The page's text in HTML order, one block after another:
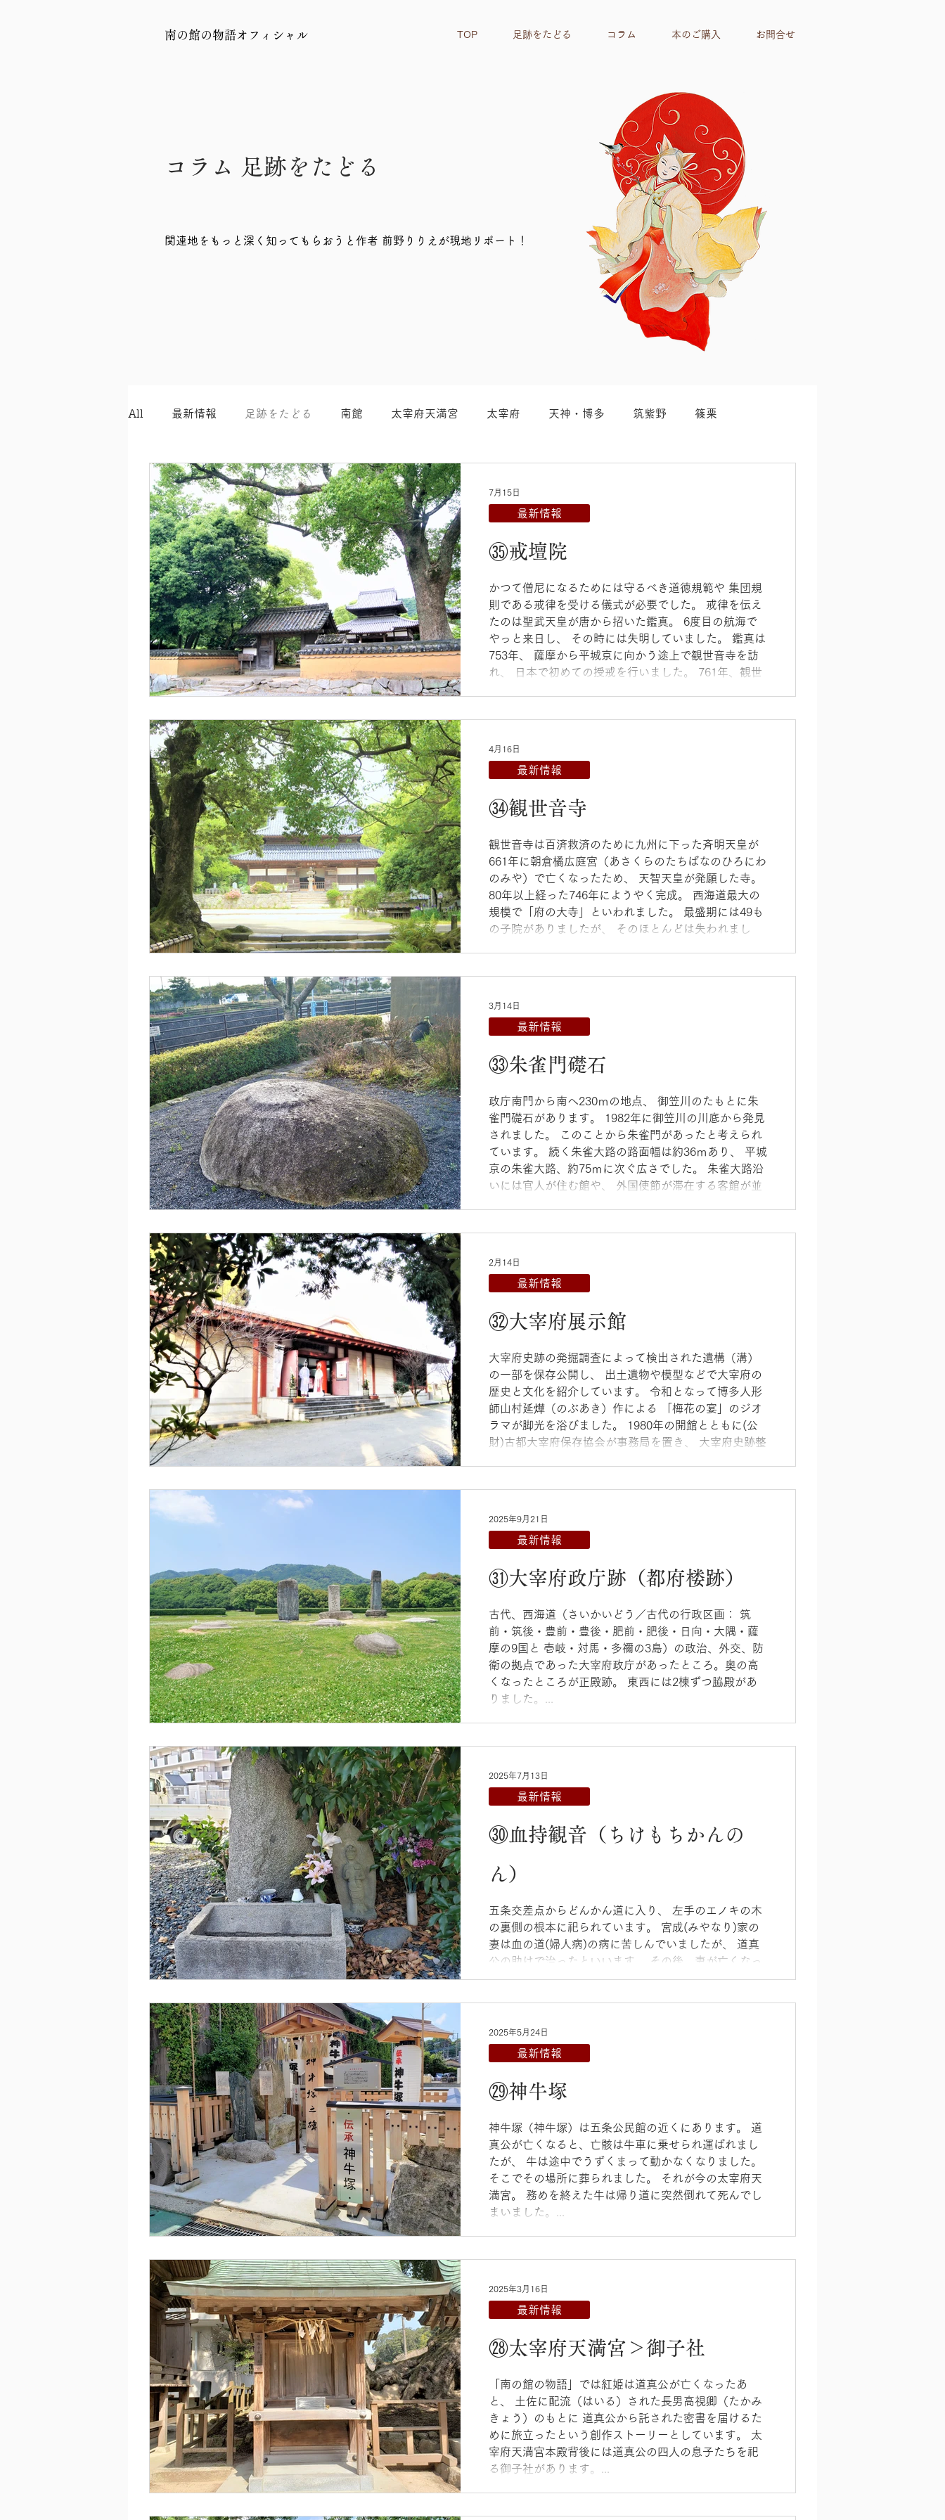
南の館の物語オフィシャル TOP 足跡をたどる コラム 本のご購入 お問合せ
コラム 足跡をたどる
​関連地をもっと深く知ってもらおうと作者 前野りりえが現地リポート！
All 最新情報 足跡をたどる 南館 太宰府天満宮 太宰府 天神・博多 筑紫野 篠栗
㉟戒壇院
かつて僧尼になるためには守るべき道徳規範や 集団規
則である戒律を受ける儀式が必要でした。 戒律を伝え
たのは聖武天皇が唐から招いた鑑真。 6度目の航海で
やっと来日し、 その時には失明していました。 鑑真は
753年、 薩摩から平城京に向かう途上で観世音寺を訪
れ、 日本で初めての授戒を行いました。 761年、観世
竺、唐、奈良の土を納めたといわれています。 現在の
したという菩提樹の樹があり、 花咲くころにはあたり
に高貴な香りを漂わせます。 本堂の戒壇 菩提樹 戒壇
最新情報
7月15日
㉞観世音寺
観世音寺は百済救済のために九州に下った斉明天皇が
661年に朝倉橘広庭宮（あさくらのたちばなのひろにわ
のみや）で亡くなったため、 天智天皇が発願した寺。
80年以上経った746年にようやく完成。 西海道最大の
規模で「府の大寺」といわれました。 最盛期には49も
の子院がありましたが、 そのほとんどは失われまし
頭観音、不空羂索観音、十一面観音）のほか、 金堂、
道真公が南館で聞いた梵鐘は 「糟屋評（かすやのこお
り）」の銘がある妙心寺（京都）の梵鐘と同じ鋳型で
心寺の方が新しい時代の意匠を取り入れていることか
れています。 現在、梵鐘は保存のため 九州国立博物館
に寄託されています。 講堂 梵鐘（現在は境内にありま
せん） 宝蔵
最新情報
4月16日
㉝朱雀門礎石
政庁南門から南へ230ｍの地点、 御笠川のたもとに朱
雀門礎石があります。 1982年に御笠川の川底から発見
されました。 このことから朱雀門があったと考えられ
ています。 続く朱雀大路の路面幅は約36ｍあり、 平城
京の朱雀大路、約75ｍに次ぐ広さでした。 朱雀大路沿
いには官人が住む館や、 外国使節が滞在する客館が並
最新情報
3月14日
㉜大宰府展示館
大宰府史跡の発掘調査によって検出された遺構（溝）
の一部を保存公開し、 出土遺物や模型などで大宰府の
歴史と文化を紹介しています。 令和となって博多人形
師山村延燁（のぶあき）作による 「梅花の宴」のジオ
ラマが脚光を浴びました。 1980年の開館とともに(公
財)古都大宰府保存協会が事務局を置き、 大宰府史跡整
ジオラマ 大宰府展示館： 太宰府市観世音寺4-6-1
最新情報
2月14日
㉛大宰府政庁跡（都府楼跡）
古代、西海道（さいかいどう／古代の行政区画： 筑
前・筑後・豊前・豊後・肥前・肥後・日向・大隅・薩
摩の9国と 壱岐・対馬・多禰の3島）の政治、外交、防
衛の拠点であった大宰府政庁があったところ。奥の高
くなったところが正殿跡。 東西には2棟ずつ脇殿があ
りました。...
最新情報
2025年9月21日
㉚血持観音（ちけもちかんの
ん）
五条交差点からどんかん道に入り、 左手のエノキの木
の裏側の根本に祀られています。 宮成(みやなり)家の
妻は血の道(婦人病)の病に苦しんでいましたが、 道真
公の助けで治ったといいます。 その後、妻が亡くなっ
て墓所に石仏を祀ったところ、 婦人病に霊験あらたか
最新情報
2025年7月13日
㉙神牛塚
神牛塚（神牛塚）は五条公民館の近くにあります。 道
真公が亡くなると、亡骸は牛車に乗せられ運ばれまし
たが、 牛は途中でうずくまって動かなくなりました。
そこでその場所に葬られました。 それが今の太宰府天
満宮。 務めを終えた牛は帰り道に突然倒れて死んでし
まいました。...
最新情報
2025年5月24日
㉘太宰府天満宮＞御子社
「南の館の物語」では紅姫は道真公が亡くなったあ
と、 土佐に配流（はいる）された長男高視卿（たかみ
きょう）のもとに 道真公から託された密書を届けるた
めに旅立ったという創作ストーリーとしています。 太
宰府天満宮本殿背後には道真公の四人の息子たちを祀
る御子社があります。...
最新情報
2025年3月16日